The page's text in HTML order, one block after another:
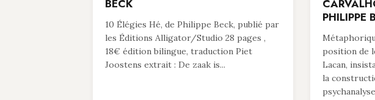
BECK
10 Élégies Hé, de Philippe Beck, publié par
les Éditions Alligator/Studio 28 pages ,
18€ édition bilingue, traduction Piet
Joostens extrait : De zaak is...
PHILIPPE
position de
Lacan,
la